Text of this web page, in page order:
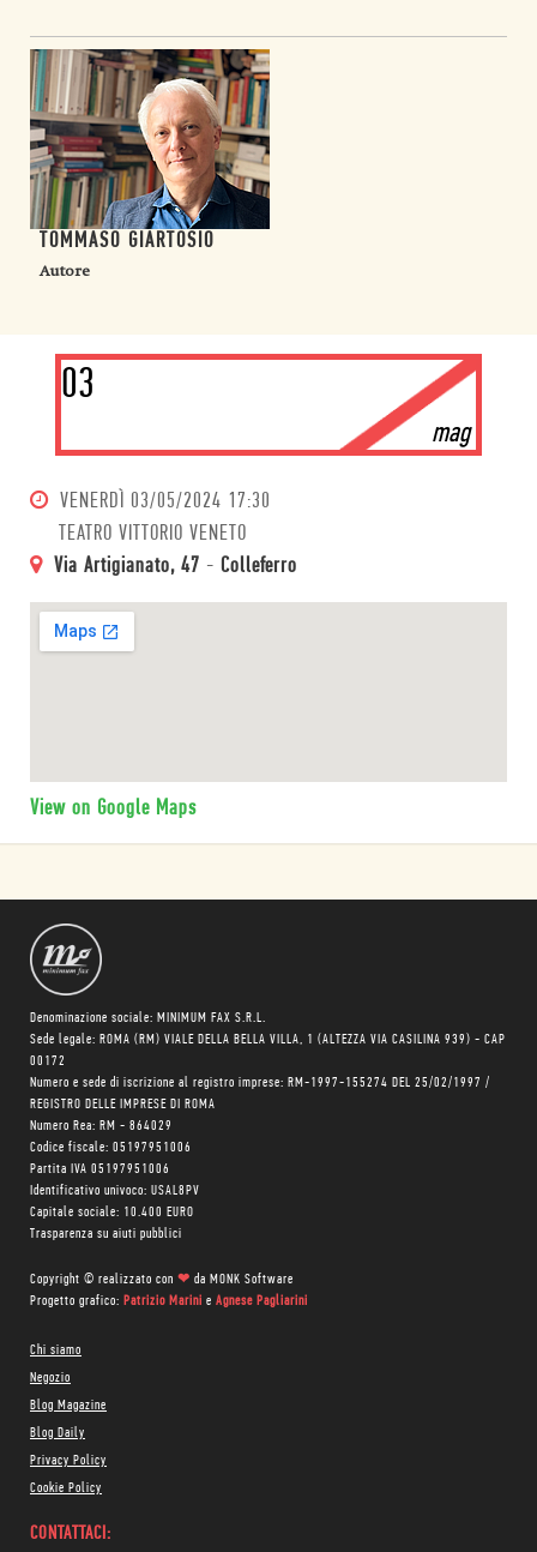
TOMMASO GIARTOSIO
Autore
03
mag
VENERDÌ 03/05/2024 17:30
TEATRO VITTORIO VENETO
Via Artigianato, 47 - Colleferro
View on Google Maps
Denominazione sociale: MINIMUM FAX S.R.L.
Sede legale: ROMA (RM) VIALE DELLA BELLA VILLA, 1 (ALTEZZA VIA CASILINA 939) - CAP
00172
Numero e sede di iscrizione al registro imprese: RM-1997-155274 DEL 25/02/1997 /
REGISTRO DELLE IMPRESE DI ROMA
Numero Rea: RM - 864029
Codice fiscale: 05197951006
Partita IVA 05197951006
Identificativo univoco: USAL8PV
Capitale sociale: 10.400 EURO
Trasparenza su aiuti pubblici
Copyright © realizzato con ❤ da MONK Software
Progetto grafico: Patrizio Marini e Agnese Pagliarini
Chi siamo
Negozio
Blog Magazine
Blog Daily
Privacy Policy
Cookie Policy
CONTATTACI: